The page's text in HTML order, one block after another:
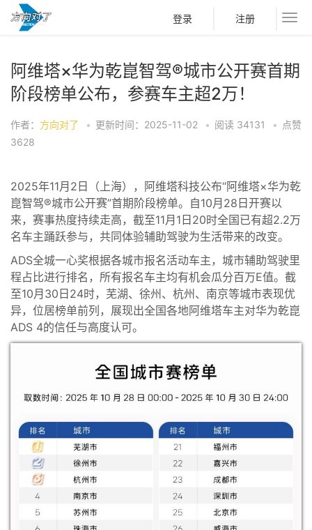
登录 注册
阿维塔×华为乾崑智驾®城市公开赛首期
阶段榜单公布，参赛车主超2万！
作者： 方向对了 • 更新时间：2025-11-02 • 阅读 34131 • 点赞
3628
2025年11月2日（上海），阿维塔科技公布“阿维塔×华为乾
崑智驾®城市公开赛”首期阶段榜单。自10月28日开赛以
来，赛事热度持续走高，截至11月1日20时全国已有超2.2万
名车主踊跃参与，共同体验辅助驾驶为生活带来的改变。
ADS全城一心奖根据各城市报名活动车主，城市辅助驾驶里
程占比进行排名，所有报名车主均有机会瓜分百万E值。截
至10月30日24时，芜湖、徐州、杭州、南京等城市表现优
异，位居榜单前列，展现出全国各地阿维塔车主对华为乾崑
ADS 4的信任与高度认可。